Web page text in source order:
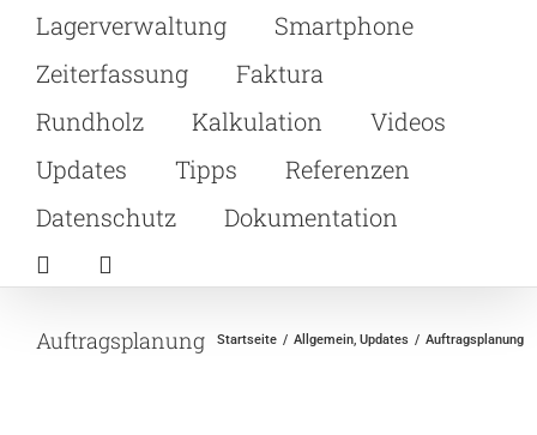
Lagerverwaltung
Smartphone
Zeiterfassung
Faktura
Rundholz
Kalkulation
Videos
Updates
Tipps
Referenzen
Datenschutz
Dokumentation
Auftragsplanung Startseite Allgemein Updates Auftragsplanung